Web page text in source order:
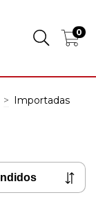
0
> Importadas